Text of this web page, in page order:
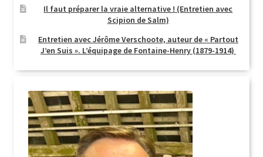
Il faut préparer la vraie alternative ! (Entretien avec
Scipion de Salm)
Entretien avec Jérôme Verschoote, auteur de « Partout
J’en Suis ». L’équipage de Fontaine-Henry (1879-1914)